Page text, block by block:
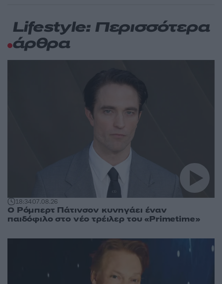
Lifestyle: Περισσότερα
άρθρα
18:3407.08.26
Ο Ρόμπερτ Πάτινσον κυνηγάει έναν
παιδόφιλο στο νέο τρέιλερ του «Primetime»